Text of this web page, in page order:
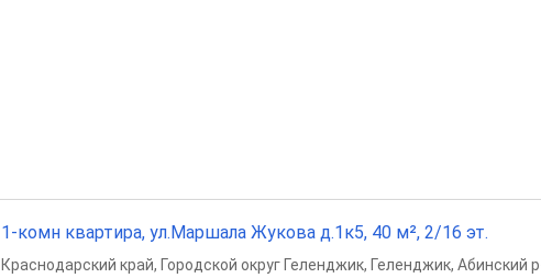
1-комн квартира, ул.Маршала Жукова д.1к5, 40 м², 2/16 эт.
Краснодарский край, Городской округ Геленджик, Геленджик, Абинский